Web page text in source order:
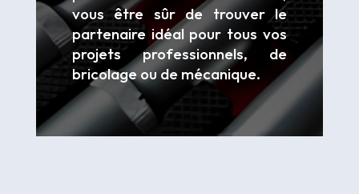
vous être sûr de trouver le
partenaire idéal pour tous vos
projets professionnels, de
bricolage ou de mécanique.